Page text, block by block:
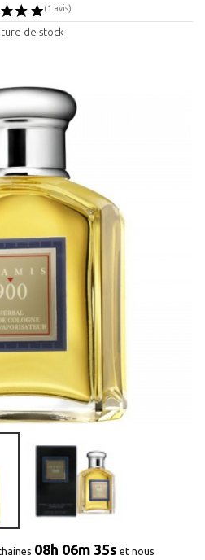
de stock
08h 06m 35s et nous